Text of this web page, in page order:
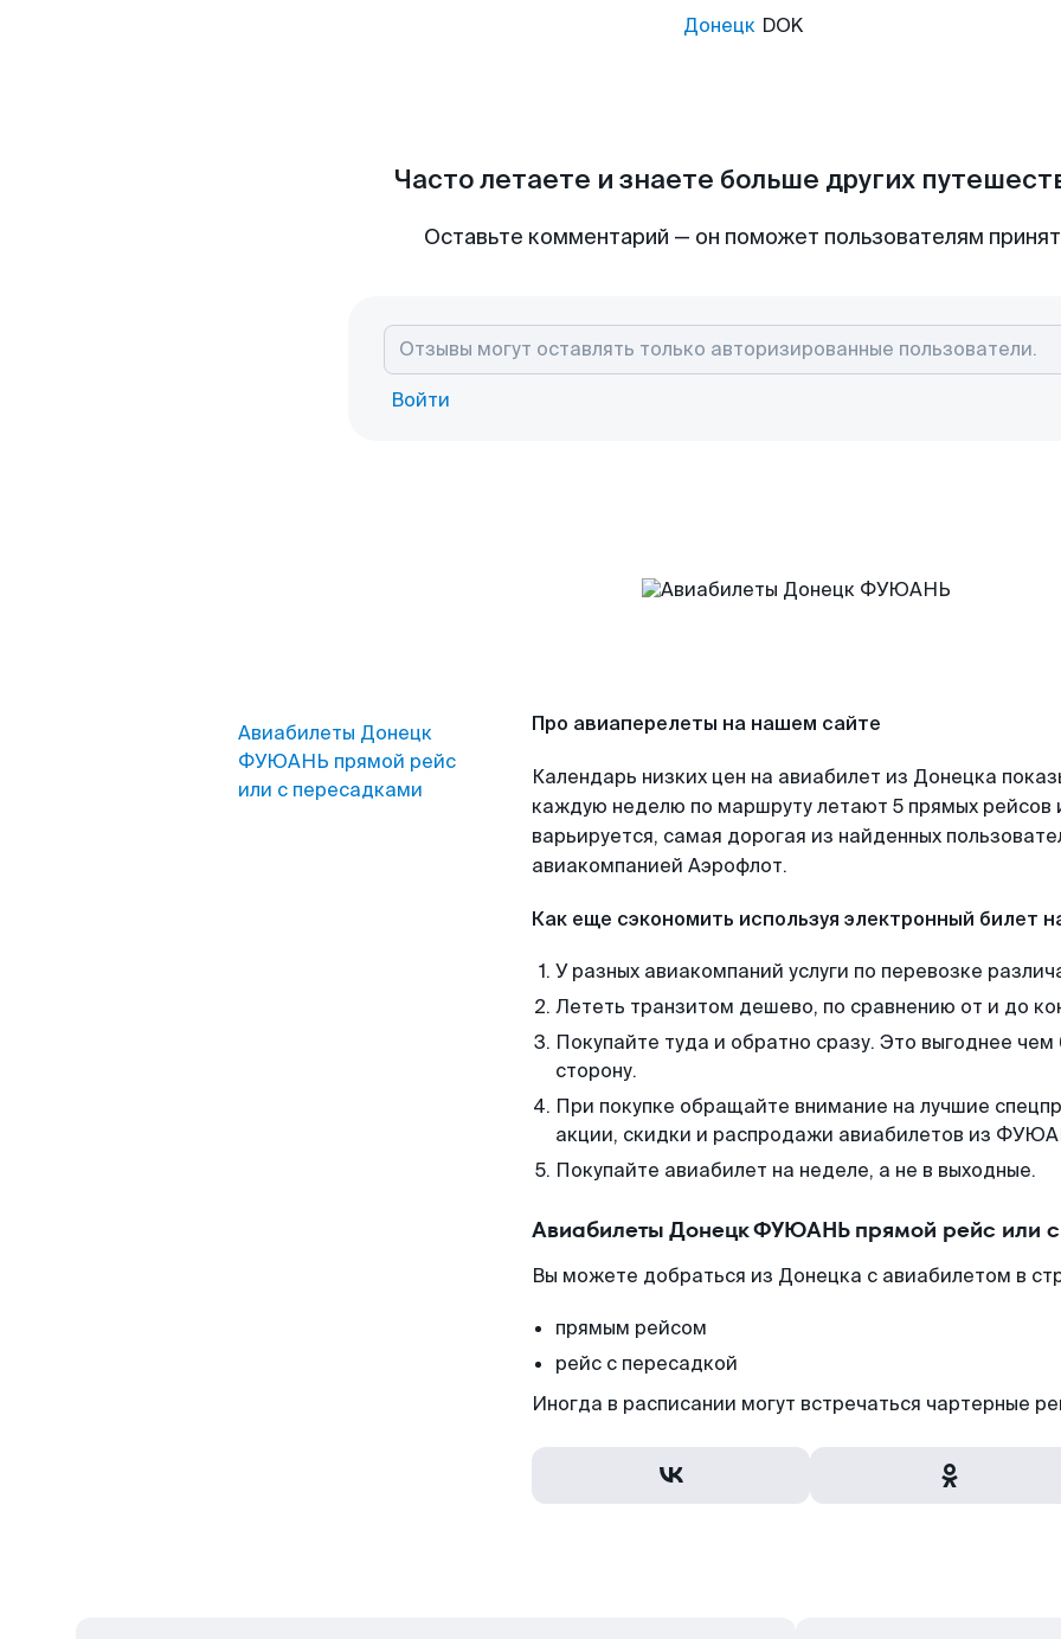
Донецк DOK
Часто летаете и знаете больше других
Оставьте комментарий — он поможет пользователям
Войти
Авиабилеты Донецк
ФУЮАНЬ прямой рейс
или с пересадками
Про авиаперелеты на нашем сайте
Календарь низких цен на авиабилет из Донецка
каждую неделю по маршруту летают 5 прямых рейсов
варьируется, самая дорогая из найденных
авиакомпанией Аэрофлот.
Как еще сэкономить используя электронный билет
У разных авиакомпаний услуги по перевозке
Лететь транзитом дешево, по сравнению от и до
Покупайте туда и обратно сразу. Это выгоднее
сторону.
При покупке обращайте внимание на лучшие
акции, скидки и распродажи авиабилетов из
Покупайте авиабилет на неделе, а не в выходные.
Авиабилеты Донецк ФУЮАНЬ прямой рейс или
Вы можете добраться из Донецка с авиабилетом в
прямым рейсом
рейс с пересадкой
Иногда в расписании могут встречаться чартерные